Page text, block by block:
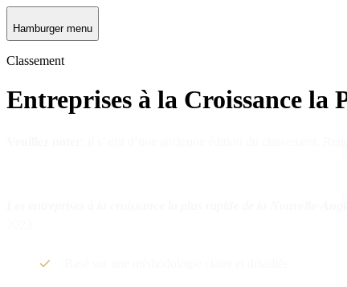
Hamburger menu
Classement
Entreprises à la Croissance la